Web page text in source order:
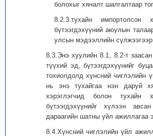
болохыг хяналт шалгалтаар
8.2.3.тухайн импортолсон
бүтээгдэхүүний аюулын
улсын мэдээллийн
8.3.Энэ хуулийн 8.1, 8.2-т заасан
түүхий эд, бүтээгдэхүүнийг
тохиолдолд хүнсний чиглэлийн
нь энэ тухайгаа нэн даруй
хэрэглэгчид болон тухайн
бүтээгдэхүүнийг хүлээн
дараагийн шатны үйл ажиллагаа
8.4.Хүнсний чиглэлийн үйл